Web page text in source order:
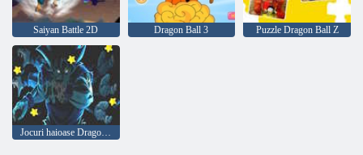
Saiyan Battle 2D Dragon Ball 3 Puzzle Dragon Ball Z
Jocuri haioase Dragon Ball